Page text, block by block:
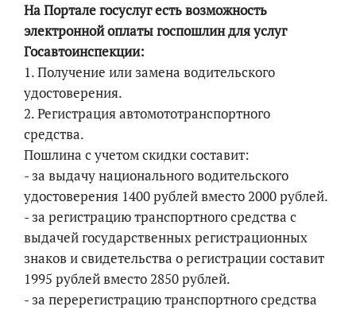
На Портале госуслуг есть возможность
электронной оплаты госпошлин для услуг
Госавтоинспекции:
1. Получение или замена водительского
удостоверения.
2. Регистрация автомототранспортного
средства.
Пошлина с учетом скидки составит:
- за выдачу национального водительского
удостоверения 1400 рублей вместо 2000 рублей.
- за регистрацию транспортного средства с
выдачей государственных регистрационных
знаков и свидетельства о регистрации составит
1995 рублей вместо 2850 рублей.
- за перерегистрацию транспортного средства